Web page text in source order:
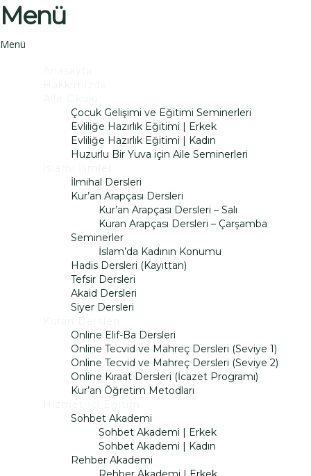
Menü
Çocuk Gelişimi ve Eğitimi Seminerleri
Evliliğe Hazırlık Eğitimi | Erkek
Evliliğe Hazırlık Eğitimi | Kadın
Huzurlu Bir Yuva için Aile Seminerleri
İlmihal Dersleri
Kur’an Arapçası Dersleri
Kur’an Arapçası Dersleri – Salı
Kuran Arapçası Dersleri – Çarşamba
Seminerler
İslam’da Kadının Konumu
Hadis Dersleri (Kayıttan)
Tefsir Dersleri
Akaid Dersleri
Siyer Dersleri
Online Elif-Ba Dersleri
Online Tecvid ve Mahreç Dersleri (Seviye 1)
Online Tecvid ve Mahreç Dersleri (Seviye 2)
Online Kıraat Dersleri (İcazet Programı)
Kur’an Öğretim Metodları
Sohbet Akademi
Sohbet Akademi | Erkek
Sohbet Akademi | Kadın
Rehber Akademi